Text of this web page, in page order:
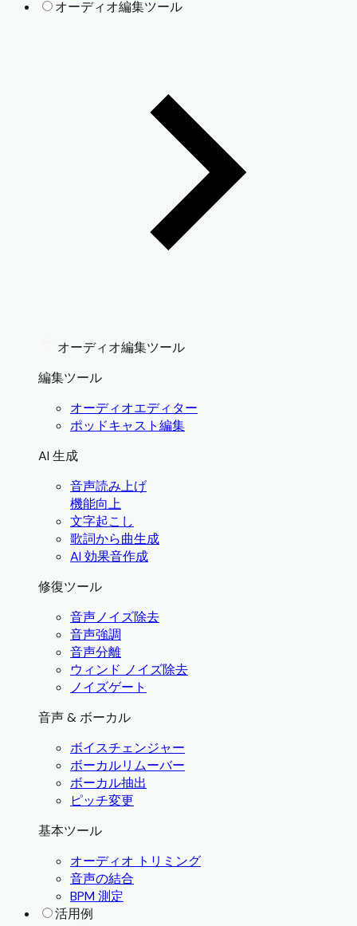
オーディオ編集ツール
オーディオ編集ツール
編集ツール
オーディオエディター
ポッドキャスト編集
AI 生成
音声読み上げ
機能向上
文字起こし
歌詞から曲生成
AI 効果音作成
修復ツール
音声ノイズ除去
音声強調
音声分離
ウィンド ノイズ除去
ノイズゲート
音声 & ボーカル
ボイスチェンジャー
ボーカルリムーバー
ボーカル抽出
ピッチ変更
基本ツール
オーディオ トリミング
音声の結合
BPM 測定
活用例